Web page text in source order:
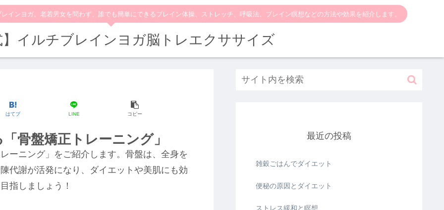
インヨガ。老若男女を問わず、誰でも簡単にできるブレイン体操、ストレッチ、呼吸法、ブレイン瞑想などの方法や効果を紹介します。
】イルチブレインヨガ脳トレエクササイズ
骨盤矯正トレーニング」
はてブ LINE コピー
ーニング」をご紹介します。骨盤は、全身を
代謝が活発になり、ダイエットや美肌にも効
指しましょう！
最近の投稿
雑穀ごはんでダイエット
便秘の原因とダイエット
ストレス緩和と瞑想